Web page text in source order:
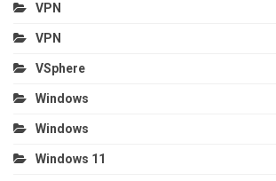
VPN
VPN
VSphere
Windows
Windows
Windows 11